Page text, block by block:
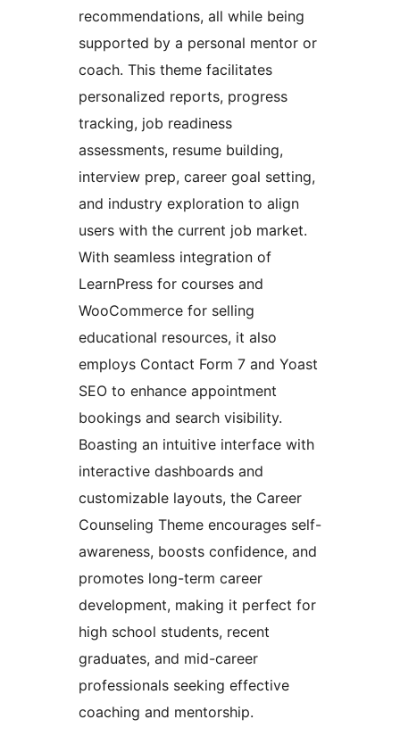
recommendations, all while being
supported by a personal mentor or
coach. This theme facilitates
personalized reports, progress
tracking, job readiness
assessments, resume building,
interview prep, career goal setting,
and industry exploration to align
users with the current job market.
With seamless integration of
LearnPress for courses and
WooCommerce for selling
educational resources, it also
employs Contact Form 7 and Yoast
SEO to enhance appointment
bookings and search visibility.
Boasting an intuitive interface with
interactive dashboards and
customizable layouts, the Career
Counseling Theme encourages self-
awareness, boosts confidence, and
promotes long-term career
development, making it perfect for
high school students, recent
graduates, and mid-career
professionals seeking effective
coaching and mentorship.